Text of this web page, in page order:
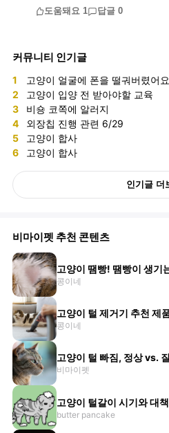
도움돼요 1 답글 0
커뮤니티 인기글
1 고양이 얼굴에 폰을 떨궈버렸어
2 고양이 입양 전 받아야할 교육
3 비숑 코쪽에 알러지
4 외장칩 진행 관련 6/29
5 고양이 합사
6 고양이 합사
인기글 더
비마이펫 추천 콘텐츠
고양이 땜빵! 땜빵이 생기
콩이네
고양이 털 제거기 추천 제
콩이네
고양이 털 빠짐, 정상 vs.
비마이펫
고양이 털갈이 시기와 대
butter pancake